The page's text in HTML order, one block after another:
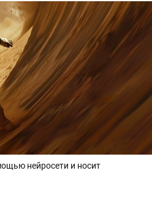
нейросети и носит